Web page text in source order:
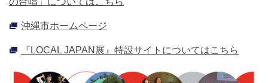
沖縄市ホームページ
『LOCAL JAPAN展』特設サイトについてはこちら